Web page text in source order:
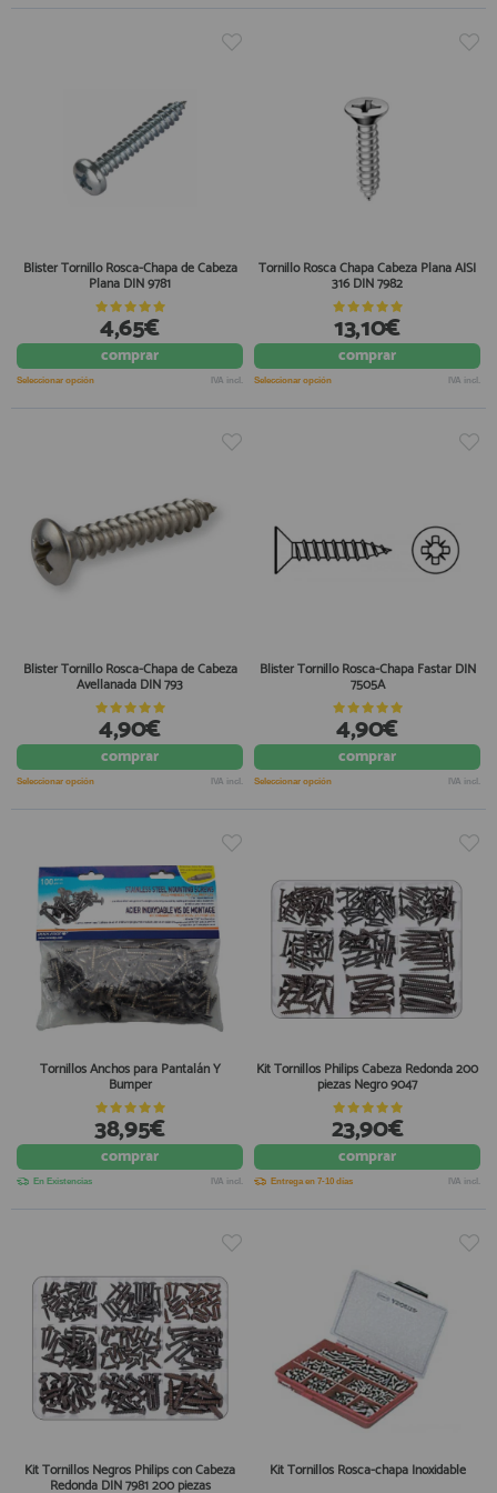
Blister Tornillo Rosca-Chapa de Cabeza
Plana DIN 9781
4,65€
comprar
Seleccionar opción IVA incl.
Tornillo Rosca Chapa Cabeza Plana AISI
316 DIN 7982
13,10€
comprar
Seleccionar opción IVA incl.
Blister Tornillo Rosca-Chapa de Cabeza
Avellanada DIN 793
4,90€
comprar
Seleccionar opción IVA incl.
Blister Tornillo Rosca-Chapa Fastar DIN
7505A
4,90€
comprar
Seleccionar opción IVA incl.
Tornillos Anchos para Pantalán Y
Bumper
38,95€
comprar
En Existencias IVA incl.
Kit Tornillos Philips Cabeza Redonda 200
piezas Negro 9047
23,90€
comprar
Entrega en 7-10 días IVA incl.
Kit Tornillos Negros Philips con Cabeza
Redonda DIN 7981 200 piezas
Kit Tornillos Rosca-chapa Inoxidable